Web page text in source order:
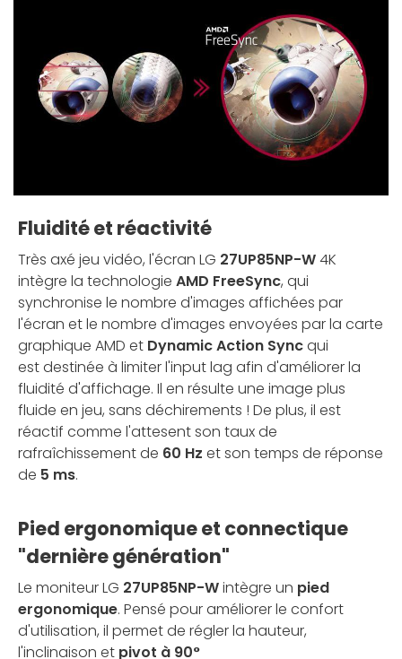
Fluidité et réactivité
Très axé jeu vidéo, l'écran LG 27UP85NP-W4K
intègre la technologie AMD FreeSync, qui
synchronise le nombre d'images affichées par
l'écran et le nombre d'images envoyées par la carte
graphique AMD et Dynamic Action Syncqui
est destinée à limiter l'input lag afin d'améliorer la
fluidité d'affichage. Il en résulte une image plus
fluide en jeu, sans déchirements ! De plus, il est
réactif comme l'attesent son taux de
rafraîchissement de 60 Hz et son temps de réponse
de 5 ms.
Pied ergonomique et connectique
"dernière génération"
Le moniteur LG 27UP85NP-Wintègre un pied
ergonomique. Pensé pour améliorer le confort
d'utilisation, il permet de régler la hauteur,
l'inclinaison et pivot à 90°